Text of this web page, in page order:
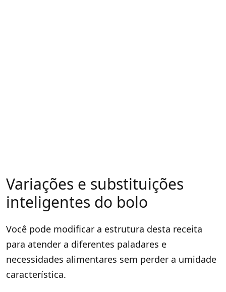
Variações e substituições
inteligentes do bolo
Você pode modificar a estrutura desta receita
para atender a diferentes paladares e
necessidades alimentares sem perder a umidade
característica.